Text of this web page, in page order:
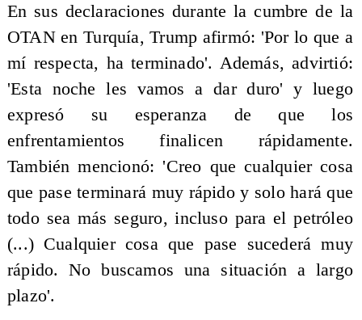
En sus declaraciones durante la cumbre de la
OTAN en Turquía, Trump afirmó: 'Por lo que a
mí respecta, ha terminado'. Además, advirtió:
'Esta noche les vamos a dar duro' y luego
expresó su esperanza de que los
enfrentamientos finalicen rápidamente.
También mencionó: 'Creo que cualquier cosa
que pase terminará muy rápido y solo hará que
todo sea más seguro, incluso para el petróleo
(...) Cualquier cosa que pase sucederá muy
rápido. No buscamos una situación a largo
plazo'.